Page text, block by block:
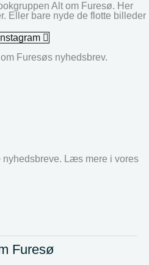
Alt om Furesø. Her
Eller bare nyde de flotte billeder
Instagram
Furesøs nyhedsbrev.
nyhedsbreve. Læs mere i vores
Furesø